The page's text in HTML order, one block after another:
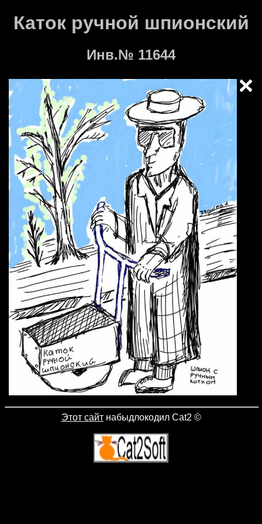
Каток ручной шпионский
Инв.№ 11644
Этот сайтнабыдлокодил Cat2 ©